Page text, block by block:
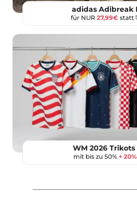
adidas Adibreak
für NUR 27,99€ statt
WM 2026 Trikots
mit bis zu 50% +